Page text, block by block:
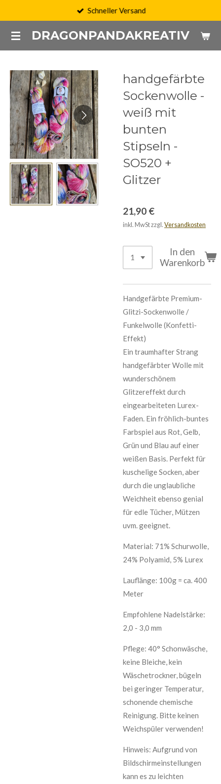
springenDRAGONPANDAKREATIV
Schneller Versand
handgefärbte
Sockenwolle -
weiß mit
bunten
Stipseln -
SO520 +
Glitzer
21,90 €
inkl. MwSt zzgl. Versandkosten
In den
Warenkorb
Handgefärbte Premium-
Glitzi-Sockenwolle /
Funkelwolle (Konfetti-
Effekt)
Ein traumhafter Strang
handgefärbter Wolle mit
wunderschönem
Glitzereffekt durch
eingearbeiteten Lurex-
Faden. Ein fröhlich-buntes
Farbspiel aus Rot, Gelb,
Grün und Blau auf einer
weißen Basis. Perfekt für
kuschelige Socken, aber
durch die unglaubliche
Weichheit ebenso genial
für edle Tücher, Mützen
uvm. geeignet.
Material: 71% Schurwolle,
24% Polyamid, 5% Lurex
Lauflänge: 100g = ca. 400
Meter
Empfohlene Nadelstärke:
2,0 - 3,0 mm
Pflege: 40° Schonwäsche,
keine Bleiche, kein
Wäschetrockner, bügeln
bei geringer Temperatur,
schonende chemische
Reinigung. Bitte keinen
Weichspüler verwenden!
Hinweis: Aufgrund von
Bildschirmeinstellungen
kann es zu leichten